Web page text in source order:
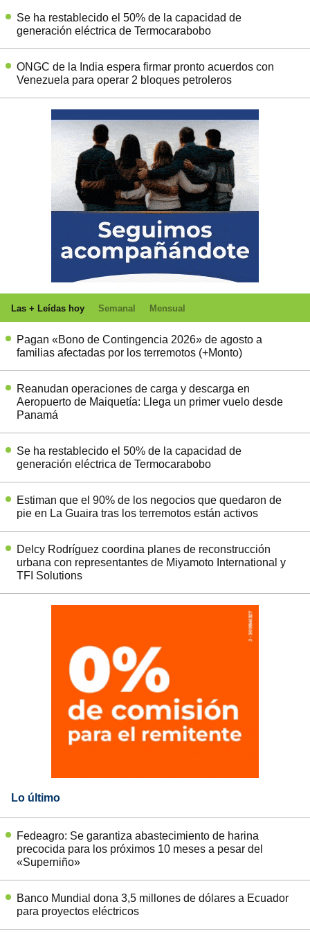
Se ha restablecido el 50% de la capacidad de
generación eléctrica de Termocarabobo
ONGC de la India espera firmar pronto acuerdos con
Venezuela para operar 2 bloques petroleros
Las + Leídas hoy Semanal Mensual
Pagan «Bono de Contingencia 2026» de agosto a
familias afectadas por los terremotos (+Monto)
Reanudan operaciones de carga y descarga en
Aeropuerto de Maiquetía: Llega un primer vuelo desde
Panamá
Se ha restablecido el 50% de la capacidad de
generación eléctrica de Termocarabobo
Estiman que el 90% de los negocios que quedaron de
pie en La Guaira tras los terremotos están activos
Delcy Rodríguez coordina planes de reconstrucción
urbana con representantes de Miyamoto International y
TFI Solutions
Lo último
Fedeagro: Se garantiza abastecimiento de harina
precocida para los próximos 10 meses a pesar del
«Superniño»
Banco Mundial dona 3,5 millones de dólares a Ecuador
para proyectos eléctricos